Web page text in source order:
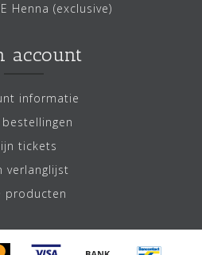
Henna (exclusive)
account
informatie
tickets
verlanglijst
producten